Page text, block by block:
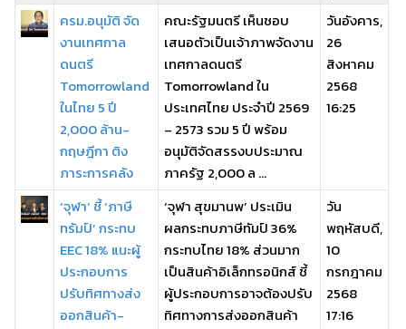
ครม.อนุมัติ จัด
งานเทศกาล
ดนตรี
Tomorrowland
ในไทย 5 ปี
2,000 ล้าน-
กฤษฎีกา ติง
ภาระการคลัง
คณะรัฐมนตรี เห็นชอบ
เสนอตัวเป็นเจ้าภาพจัดงาน
เทศกาลดนตรี
Tomorrowland ใน
ประเทศไทย ประจำปี 2569
– 2573 รวม 5 ปี พร้อม
อนุมัติจัดสรรงบประมาณ
ภาครัฐ 2,000 ล ...
วันอังคาร,
26
สิงหาคม
2568
16:25
‘จุฬา’ ชี้ ‘ภาษี
ทรัมป์’ กระทบ
EEC 18% แนะผู้
ประกอบการ
ปรับทิศทางส่ง
ออกสินค้า-
‘จุฬา สุขมานพ’ ประเมิน
ผลกระทบภาษีทัมป์ 36%
กระทบไทย 18% ส่วนมาก
เป็นสินค้าอิเล็กทรอนิกส์ ชี้
ผู้ประกอบการอาจต้องปรับ
ทิศทางการส่งออกสินค้า
วัน
พฤหัสบดี,
10
กรกฎาคม
2568
17:16